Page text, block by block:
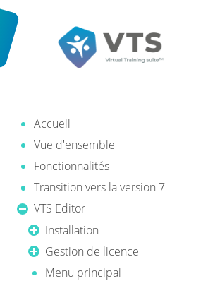
Accueil
Vue d'ensemble
Fonctionnalités
Transition vers la version 7
VTS Editor
Installation
Gestion de licence
Menu principal